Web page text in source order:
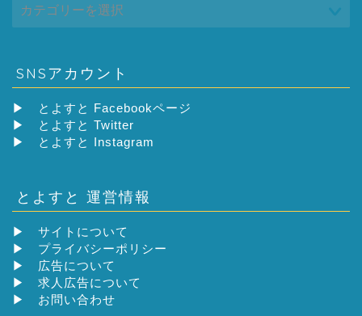
SNSアカウント
▶
とよすと Facebookページ
▶
とよすと Twitter
▶
とよすと Instagram
とよすと 運営情報
▶ サイトについて
▶ プライバシーポリシー
▶ 広告について
▶ 求人広告について
▶ お問い合わせ